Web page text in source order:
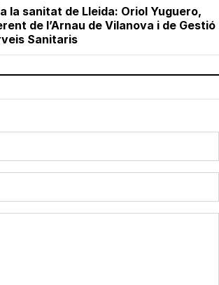
la sanitat de Lleida: Oriol Yuguero,
de l’Arnau de Vilanova i de Gestió
Sanitaris